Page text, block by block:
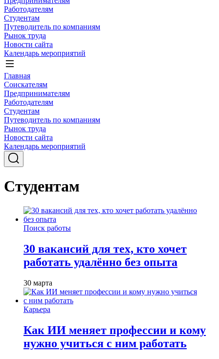
Работодателям
Студентам
Путеводитель по компаниям
Рынок труда
Новости сайта
Календарь мероприятий
Главная
Соискателям
Предпринимателям
Работодателям
Студентам
Путеводитель по компаниям
Рынок труда
Новости сайта
Календарь мероприятий
Студентам
Поиск работы
30 вакансий для тех, кто хочет
работать удалённо без опыта
30 марта
Карьера
Как ИИ меняет профессии и кому
нужно учиться с ним работать